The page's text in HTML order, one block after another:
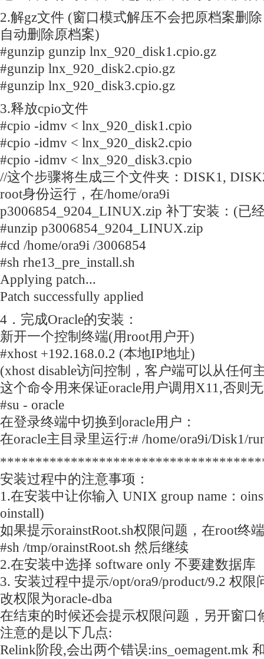
2.解gz文件 (窗口模式解压不会把原档案删
自动删除原档案)
#gunzip gunzip lnx_920_disk1.cpio.gz
#gunzip lnx_920_disk2.cpio.gz
#gunzip lnx_920_disk3.cpio.gz
3.释放cpio文件
#cpio -idmv < lnx_920_disk1.cpio
#cpio -idmv < lnx_920_disk2.cpio
#cpio -idmv < lnx_920_disk3.cpio
//这个步骤将生成三个文件夹：DISK1,
root身份运行，在/home/ora9i
p3006854_9204_LINUX.zip 补丁安装：(已
#unzip p3006854_9204_LINUX.zip
#cd /home/ora9i /3006854
#sh rhe13_pre_install.sh
Applying patch...
Patch successfully applied
4．完成Oracle的安装：
新开一个控制终端(用root用户开)
#xhost +192.168.0.2 (本地IP地址)
(xhost disable访问控制，客户端可以从任何
这个命令用来保证oracle用户调用X11,否则
#su - oracle
在登录终端中切换到oracle用户：
在oracle主目录里运行:# /home/ora9i/Disk1/
安装过程中的注意事项：
1.在安装中让你输入 UNIX group name：
oinstall)
如果提示orainstRoot.sh权限问题，在root终
#sh /tmp/orainstRoot.sh 然后继续
2.在安装中选择 software only 不要建数据库
3. 安装过程中提示/opt/ora9/product/9.2 权
改权限为oracle-dba
在结束的时候还会提示权限问题，另开窗口
注意的是以下几点:
Relink阶段,会出两个错误:ins_oemagent.mk